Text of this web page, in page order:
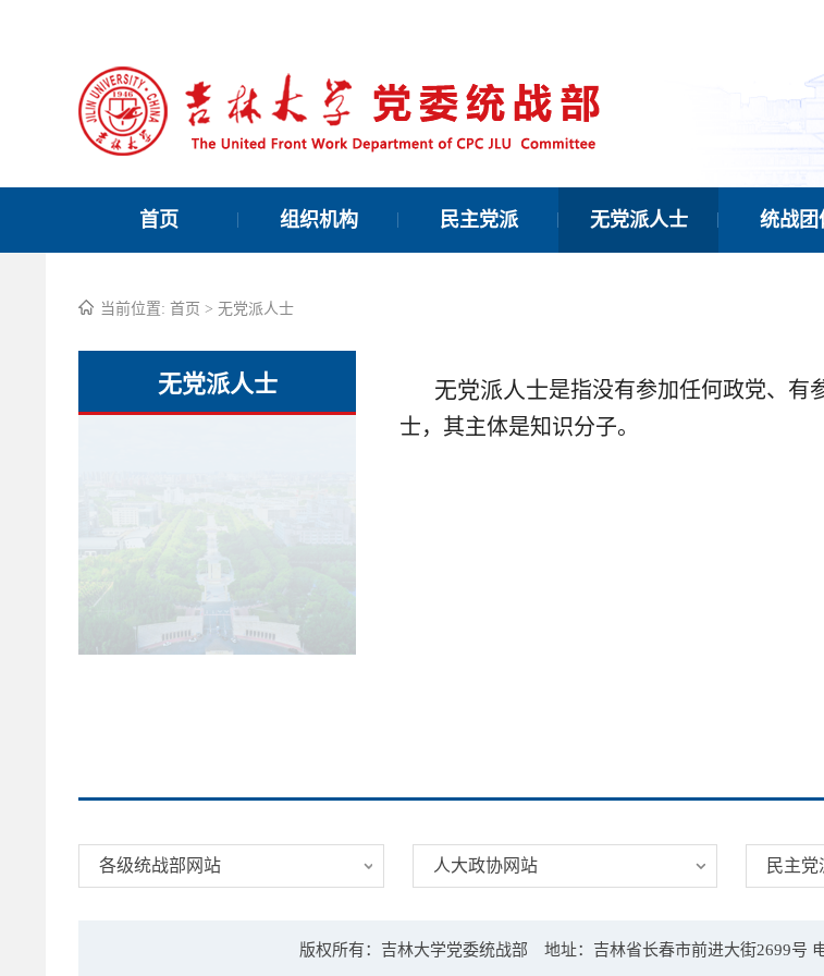
首页 组织机构 民主党派 无党派人士 统战团
当前位置: 首页 > 无党派人士
无党派人士 无党派人士是指没有参加任何政党、有
士，其主体是知识分子。
各级统战部网站 人大政协网站 民主
版权所有：吉林大学党委统战部 地址：吉林省长春市前进大街2699号